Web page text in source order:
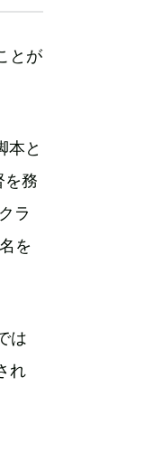
とが
本と
を務
ラ
を
は
れ